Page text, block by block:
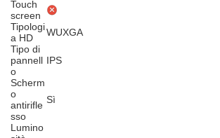
Touch
screen
Tipologi
a HD
WUXGA
Tipo di
pannell
o
IPS
Scherm
o
antirifle
sso
Sì
Lumino